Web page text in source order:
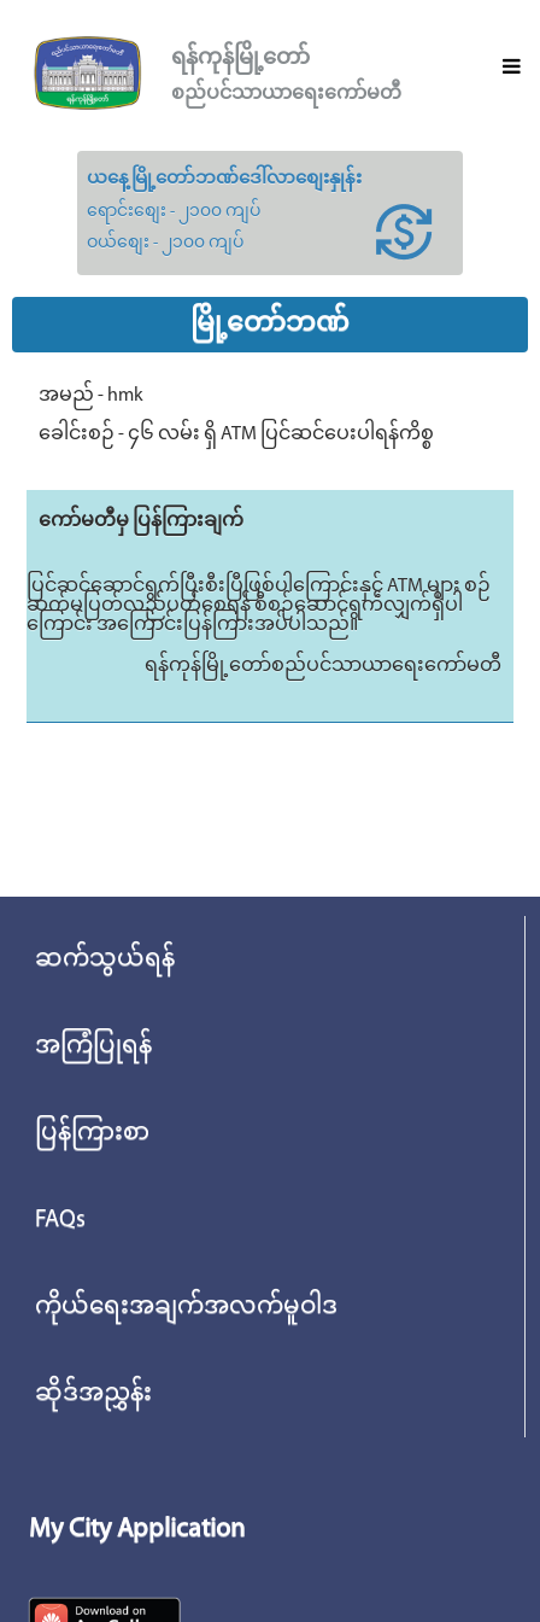
ရန်ကုန်မြို့တော်
စည်ပင်သာယာရေးကော်မတီ
ယနေ့မြို့တော်ဘဏ်ဒေါ်လာစျေးနှုန်း
ရောင်းစျေး - ၂၁၀၀ ကျပ်
ဝယ်စျေး - ၂၁၀၀ ကျပ်
မြို့တော်ဘဏ်
အမည် - hmk
ခေါင်းစဉ် - ၄၆ လမ်း ရှိ ATM ပြင်ဆင်ပေးပါရန်ကိစ္စ
ကော်မတီမှ ပြန်ကြားချက်
ပြင်ဆင်ဆောင်ရွက်ပြီးစီးပြီဖြစ်ပါကြောင်းနှင့် ATM များ စဉ်
ဆက်မပြတ်လည်ပတ်စေရန် စီစဉ်ဆောင်ရွက်လျှက်ရှိပါ
ကြောင်း အကြောင်းပြန်ကြားအပ်ပါသည်။
ရန်ကုန်မြို့တော်စည်ပင်သာယာရေးကော်မတီ
ဆက်သွယ်ရန်
အကြံပြုရန်
ပြန်ကြားစာ
FAQs
ကိုယ်ရေးအချက်အလက်မူဝါဒ
ဆိုဒ်အညွှန်း
My City Application